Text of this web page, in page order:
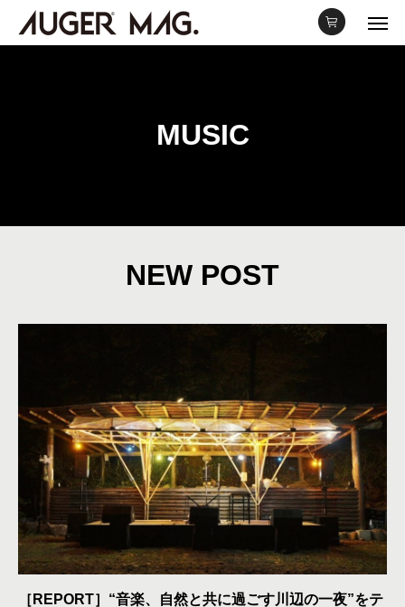
MUSIC
NEW POST
［REPORT］“音楽、自然と共に過ごす川辺の一夜”をテ